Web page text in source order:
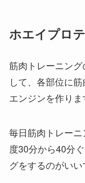
ホエイプロ
筋肉トレーニン
して、各部位に
エンジンを作りま
毎日筋肉トレー
度30分から40分
グをするのがいい